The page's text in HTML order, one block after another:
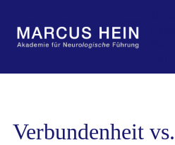
springen
Verbundenheit vs.